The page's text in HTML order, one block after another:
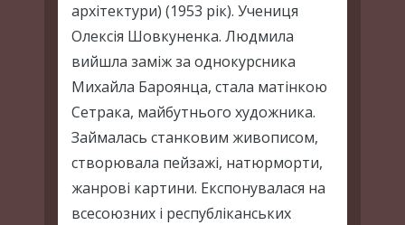
архітектури) (1953 рік). Учениця
Олексія Шовкуненка. Людмила
вийшла заміж за однокурсника
Михайла Бароянца, стала матінкою
Сетрака, майбутнього художника.
Займалась станковим живописом,
створювала пейзажі, натюрморти,
жанрові картини. Експонувалася на
всесоюзних і республіканських